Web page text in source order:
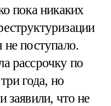
пока никаких
поступало.
рассрочку по
года, но
заявили, что не